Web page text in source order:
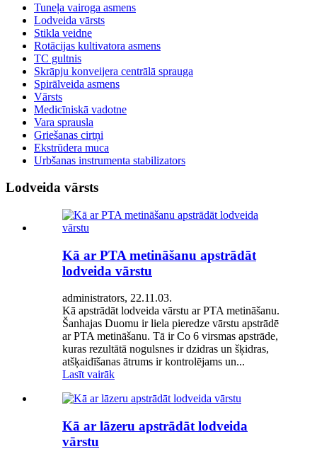
Tuneļa vairoga asmens
Lodveida vārsts
Stikla veidne
Rotācijas kultivatora asmens
TC gultnis
Skrāpju konveijera centrālā sprauga
Spirālveida asmens
Vārsts
Medicīniskā vadotne
Vara sprausla
Griešanas cirtņi
Ekstrūdera muca
Urbšanas instrumenta stabilizators
Lodveida vārsts
Kā ar PTA metināšanu apstrādāt
lodveida vārstu
administrators, 22.11.03.
Kā apstrādāt lodveida vārstu ar PTA metināšanu.
Šanhajas Duomu ir liela pieredze vārstu apstrādē
ar PTA metināšanu. Tā ir Co 6 virsmas apstrāde,
kuras rezultātā nogulsnes ir dzidras un šķidras,
atšķaidīšanas ātrums ir kontrolējams un...
Lasīt vairāk
Kā ar lāzeru apstrādāt lodveida
vārstu